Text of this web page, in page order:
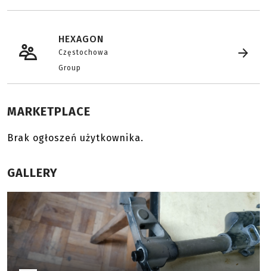
HEXAGON
Częstochowa
Group
MARKETPLACE
Brak ogłoszeń użytkownika.
GALLERY